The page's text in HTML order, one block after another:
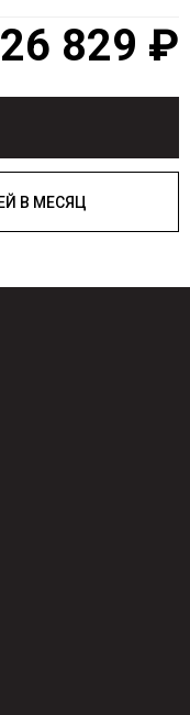
26 829 ₽
РАССРОЧКА ОТ 1000 РУБЛЕЙ В МЕСЯЦ